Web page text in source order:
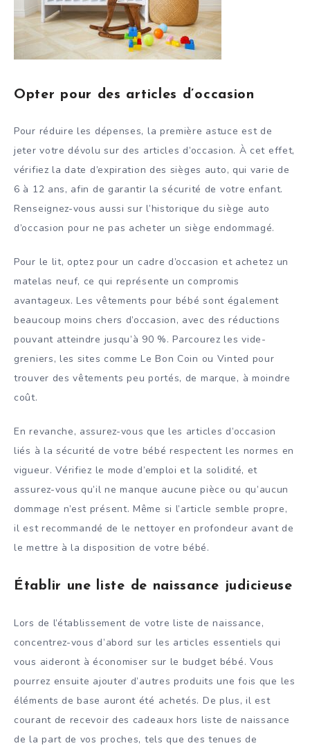
Opter pour des articles d’occasion
Pour réduire les dépenses, la première astuce est de
jeter votre dévolu sur des articles d’occasion. À cet effet,
vérifiez la date d’expiration des sièges auto, qui varie de
6 à 12 ans, afin de garantir la sécurité de votre enfant.
Renseignez-vous aussi sur l’historique du siège auto
d’occasion pour ne pas acheter un siège endommagé.
Pour le lit, optez pour un cadre d’occasion et achetez un
matelas neuf, ce qui représente un compromis
avantageux. Les vêtements pour bébé sont également
beaucoup moins chers d’occasion, avec des réductions
pouvant atteindre jusqu’à 90 %. Parcourez les vide-
greniers, les sites comme Le Bon Coin ou Vinted pour
trouver des vêtements peu portés, de marque, à moindre
coût.
En revanche, assurez-vous que les articles d’occasion
liés à la sécurité de votre bébé respectent les normes en
vigueur. Vérifiez le mode d’emploi et la solidité, et
assurez-vous qu’il ne manque aucune pièce ou qu’aucun
dommage n’est présent. Même si l’article semble propre,
il est recommandé de le nettoyer en profondeur avant de
le mettre à la disposition de votre bébé.
Établir une liste de naissance judicieuse
Lors de l’établissement de votre liste de naissance,
concentrez-vous d’abord sur les articles essentiels qui
vous aideront à économiser sur le budget bébé. Vous
pourrez ensuite ajouter d’autres produits une fois que les
éléments de base auront été achetés. De plus, il est
courant de recevoir des cadeaux hors liste de naissance
de la part de vos proches, tels que des tenues de